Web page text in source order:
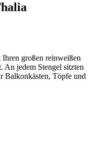
großen reinweißen
An jedem Stengel sitzten
Balkonkästen, Töpfe und